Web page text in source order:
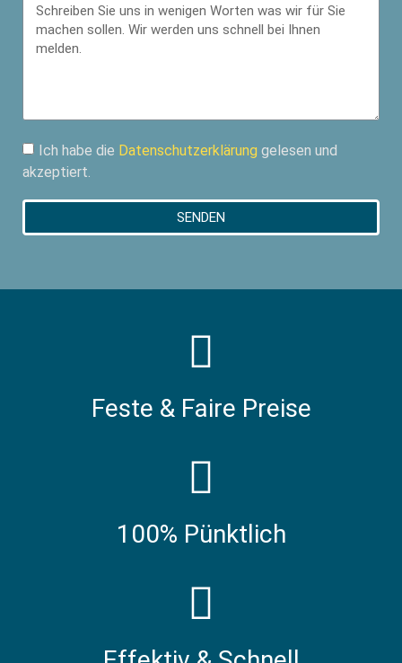
Ich habe die Datenschutzerklärung gelesen und
akzeptiert.
SENDEN
Feste & Faire Preise
100% Pünktlich